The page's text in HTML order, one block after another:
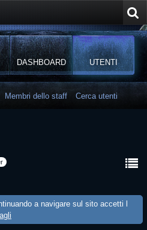
DASHBOARD UTENTI
Membri dello staff Cerca utenti
a navigare sul sito accetti l